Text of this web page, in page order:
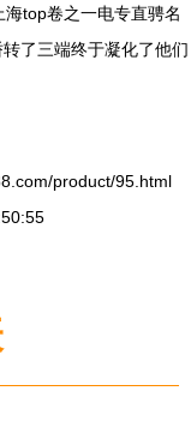
top卷之一电专直骋名
了三端终于凝化了他们
product/95.html